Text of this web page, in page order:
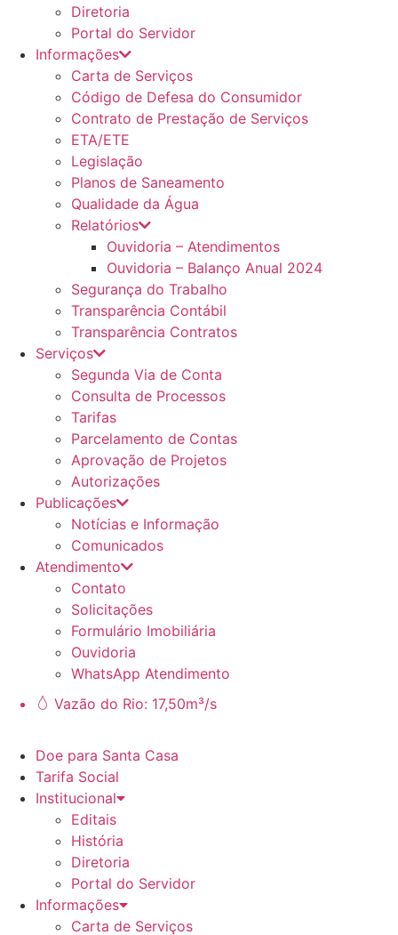
Diretoria
Portal do Servidor
Informações
Carta de Serviços
Código de Defesa do Consumidor
Contrato de Prestação de Serviços
ETA/ETE
Legislação
Planos de Saneamento
Qualidade da Água
Relatórios
Ouvidoria – Atendimentos
Ouvidoria – Balanço Anual 2024
Segurança do Trabalho
Transparência Contábil
Transparência Contratos
Serviços
Segunda Via de Conta
Consulta de Processos
Tarifas
Parcelamento de Contas
Aprovação de Projetos
Autorizações
Publicações
Notícias e Informação
Comunicados
Atendimento
Contato
Solicitações
Formulário Imobiliária
Ouvidoria
WhatsApp Atendimento
Vazão do Rio: 17,50m³/s
Doe para Santa Casa
Tarifa Social
Institucional
Editais
História
Diretoria
Portal do Servidor
Informações
Carta de Serviços